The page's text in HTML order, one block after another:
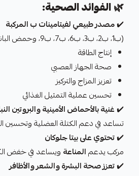
🌿الفوائد الصحية:
✔️مصدر طبيعي لفيتامينات ب المركبة
(ب1، ب2، ب3، ب6، ب7، ب9، وحمض البانتوثنيك)، والتي تدعم:
إنتاج الطاقة
صحة الجهاز العصبي
تعزيز المزاج والتركيز
تحسين عملية التمثيل الغذائي
✔️غنية بالأحماض الأمينية والبروتين
تساعد في دعم الكتلة العضلية وتحسين
✔️تحتوي على بيتا جلوكان
مركب يدعمالمناعة ويساعد في خفض
✔️تعزز صحة البشرة والشعر والأظافر